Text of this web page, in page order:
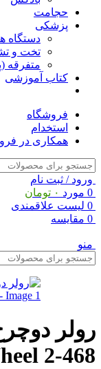
حجامت
پزشکی
دستگاه
تخت و
متفرقه
کتاب آموزشی
فروشگاه
استخدام
همکاری در
ورود / ثبت نام
0 مورد ۰ تومان
0 لیست علاقمندی
0 مقایسه
منو
2-468